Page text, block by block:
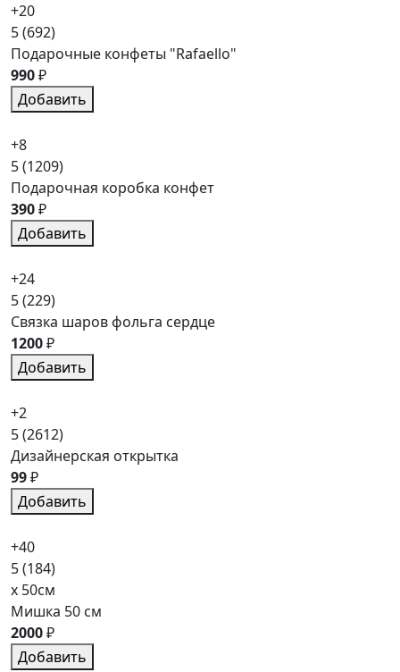
+20
5(692)
Подарочные конфеты "Rafaello"
990₽
Добавить
+8
5(1209)
Подарочная коробка конфет
390₽
Добавить
+24
5(229)
Связка шаров фольга сердце
1200₽
Добавить
+2
5(2612)
Дизайнерская открытка
99₽
Добавить
+40
5(184)
x 50см
Мишка 50 см
2000₽
Добавить